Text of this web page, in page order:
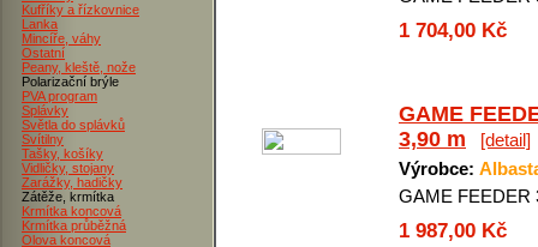
Kufříky a řízkovnice
Lanka
Mincíře, váhy
Ostatní
Peany, kleště, nože
Polarizační brýle
PVA program
Splávky
Světla do splávků
Svítilny
Tašky, košíky
Vidličky, stojany
Zarážky, hadičky
Zátěže, krmítka
Krmítka koncová
Krmítka průběžná
Olova koncová
1 704,00 Kč
GAME
3,90 m
[detail]
Výrobce:
GAME FEEDER
1 987,00 Kč